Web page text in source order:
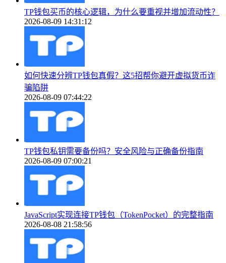
TP钱包买币的核心逻辑，为什么要重视并增加流动性？
2026-08-09 14:31:12
如何快速分辨TP钱包真假？这5招帮你避开虚拟货币诈
骗陷阱
2026-08-09 07:44:22
TP钱包私钥需要备份吗？安全风险与正确备份指南
2026-08-09 07:00:21
JavaScript实现连接TP钱包（TokenPocket）的完整指南
2026-08-08 21:58:56